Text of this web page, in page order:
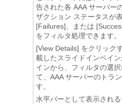
告された各 AAA サーバー
ザクション ステータスが
[Failures]、または
をフィルタ処理できます。
[View Details] をクリック
載したスライドインペイ
インから、フィルタの選
て、AAA サーバーのトラ
す。
水平バーとして表示され